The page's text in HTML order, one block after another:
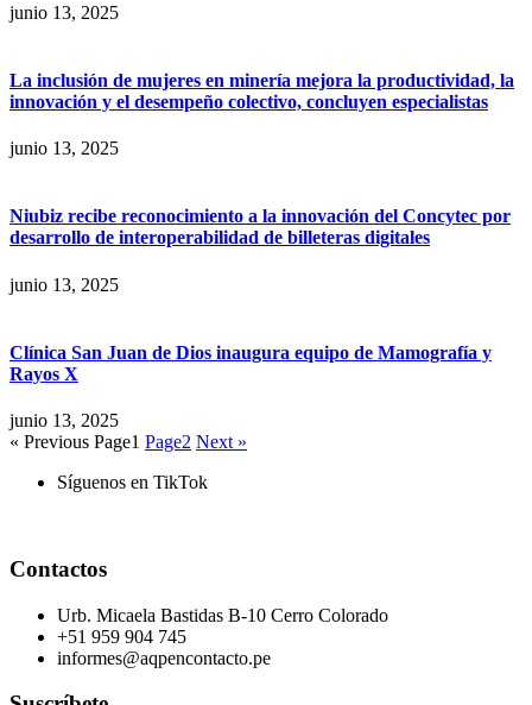
junio 13, 2025
La inclusión de mujeres en minería mejora la productividad, la
innovación y el desempeño colectivo, concluyen especialistas
junio 13, 2025
Niubiz recibe reconocimiento a la innovación del Concytec por
desarrollo de interoperabilidad de billeteras digitales
junio 13, 2025
Clínica San Juan de Dios inaugura equipo de Mamografía y
Rayos X
junio 13, 2025
« Previous Page1 Page2 Next »
Síguenos en TikTok
Contactos
Urb. Micaela Bastidas B-10 Cerro Colorado
+51 959 904 745
informes@aqpencontacto.pe